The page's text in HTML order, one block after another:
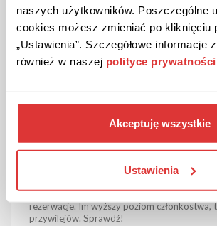
naszych użytkowników. Poszczególne
cookies możesz zmieniać po kliknięciu
„Ustawienia”. Szczegółowe informacje
również w naszej polityce prywatności
Akceptuję wszystkie
Ustawienia
Korzystaj z wyjątkowych korzyści i zniżek do
rezerwacje. Im wyższy poziom członkostwa,
przywilejów. Sprawdź!